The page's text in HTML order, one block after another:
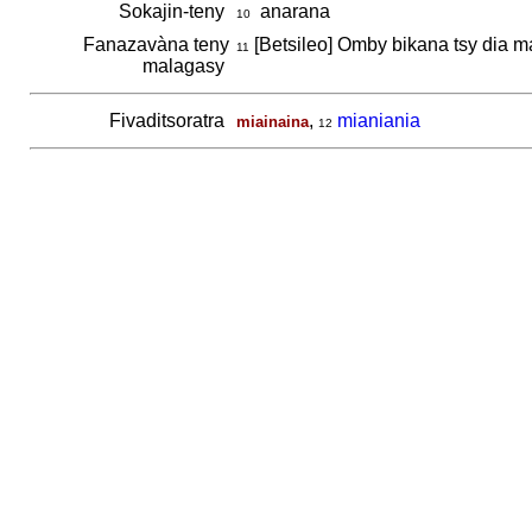
Sokajin-teny 10anarana
Fanazavàna teny
malagasy
11 [Betsileo] Omby bikana tsy dia
Fivaditsoratra miainaina, 12 mianiania